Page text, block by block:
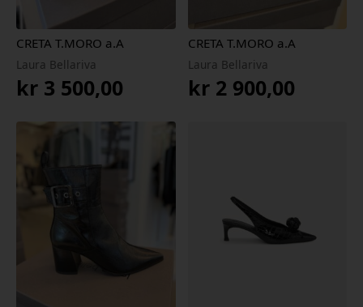
CRETA T.MORO a.A
Laura Bellariva
kr 3 500,00
CRETA T.MORO a.A
Laura Bellariva
kr2 900,00